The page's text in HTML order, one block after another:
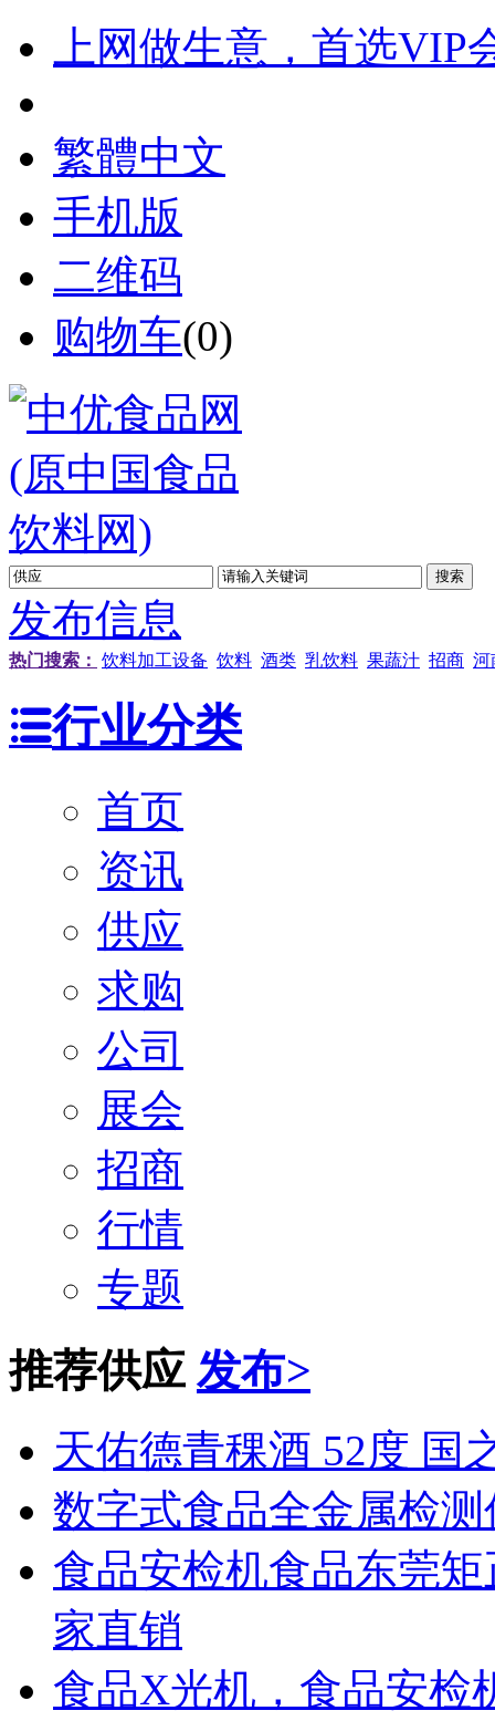
上网做生意，首选VIP
繁體中文
手机版
二维码
购物车(0)
发布信息
热门搜索： 饮料加工设备 饮料 酒类 乳饮料 果蔬汁 招商 河
行业分类
首页
资讯
供应
求购
公司
展会
招商
行情
专题
推荐供应发布>
天佑德青稞酒 52度 国
数字式食品全金属检
食品安检机食品东莞
家直销
食品X光机，食品安检